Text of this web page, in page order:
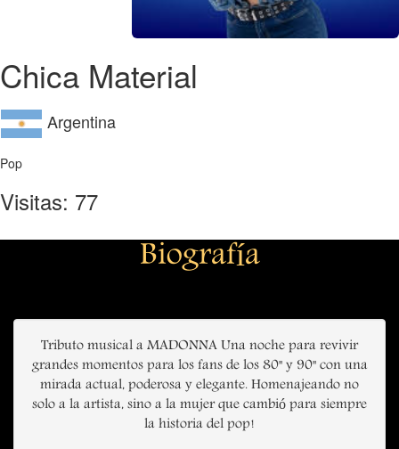
Chica Material
Argentina
Pop
Visitas: 77
Biografía
Tributo musical a MADONNA Una noche para revivir
grandes momentos para los fans de los 80" y 90" con una
mirada actual, poderosa y elegante. Homenajeando no
solo a la artista, sino a la mujer que cambió para siempre
la historia del pop!